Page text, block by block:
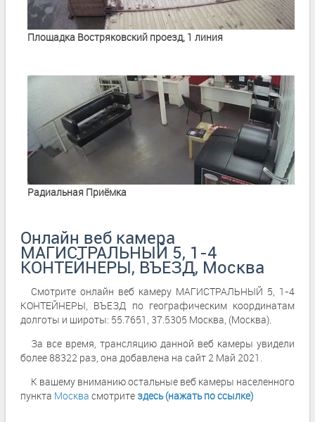
Площадка Востряковский проезд, 1 линия
Радиальная Приёмка
Онлайн веб камера
МАГИСТРАЛЬНЫЙ 5, 1-4
КОНТЕЙНЕРЫ, ВЪЕЗД, Москва
Смотрите онлайн веб камеру МАГИСТРАЛЬНЫЙ 5, 1-4
КОНТЕЙНЕРЫ, ВЪЕЗД по географическим координатам
долготы и широты: 55.7651, 37.5305 Москва, (Москва).
За все время, трансляцию данной веб камеры увидели
более 88322 раз, она добавлена на сайт 2 Май 2021.
К вашему вниманию остальные веб камеры населенного
пункта Москва смотрите здесь (нажать по ссылке)